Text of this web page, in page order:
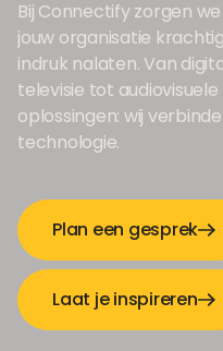
Bij Connectify zorgen
jouw organisatie
indruk nalaten. Van
televisie tot
oplossingen: wij
technologie.
Plan een gesprek
Laat je inspireren